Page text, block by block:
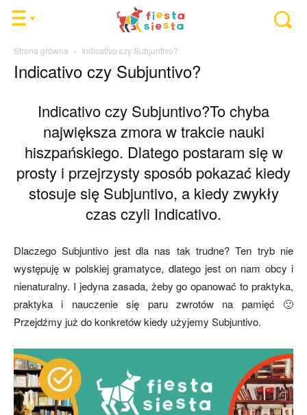
Strona główna Indicativo czy Subjuntivo?
Indicativo czy Subjuntivo?
Indicativo czy Subjuntivo?To chyba
największa zmora w trakcie nauki
hiszpańskiego. Dlatego postaram się w
prosty i przejrzysty sposób pokazać kiedy
stosuje się Subjuntivo, a kiedy zwykły
czas czyli Indicativo.
Dlaczego Subjuntivo jest dla nas tak trudne? Ten tryb nie
występuję w polskiej gramatyce, dlatego jest on nam obcy i
nienaturalny. I jedyna zasada, żeby go opanować to praktyka,
praktyka i nauczenie się paru zwrotów na pamięć 🙂
Przejdźmy już do konkretów kiedy użyjemy Subjuntivo.